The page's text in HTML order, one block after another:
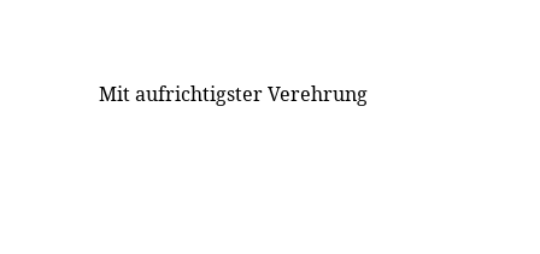
Mit aufrichtigster Verehrung